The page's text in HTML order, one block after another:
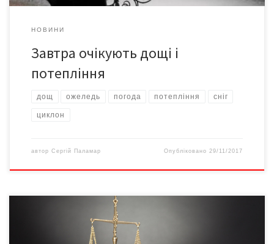
НОВИНИ
Завтра очікують дощі і
потепління
дощ ожеледь погода потепління сніг
циклон
автор Сергій Паламар Опубліковано 29/11/2017
В Україні в рамках судової реформи вводять зміни до